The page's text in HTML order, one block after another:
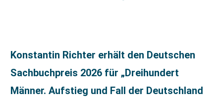
Konstantin Richter erhält den Deutschen
Sachbuchpreis 2026 für „Dreihundert
Männer. Aufstieg und Fall der Deutschland